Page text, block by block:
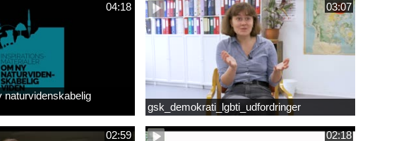
04:18
naturvidenskabelig
03:07
gsk_demokrati_lgbti_udfordringer
02:59 02:18